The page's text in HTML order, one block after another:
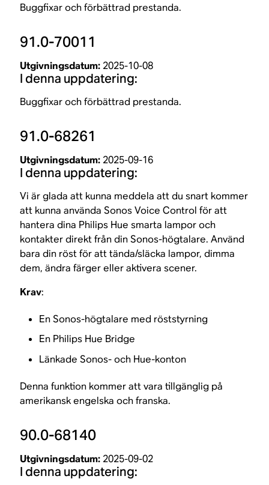
Buggfixar och förbättrad prestanda.
91.0-70011
Utgivningsdatum: 2025-10-08
I denna uppdatering:
Buggfixar och förbättrad prestanda.
91.0-68261
Utgivningsdatum: 2025-09-16
I denna uppdatering:
Vi är glada att kunna meddela att du snart kommer
att kunna använda Sonos Voice Control för att
hantera dina Philips Hue smarta lampor och
kontakter direkt från din Sonos-högtalare. Använd
bara din röst för att tända/släcka lampor, dimma
dem, ändra färger eller aktivera scener.
Krav:
En Sonos-högtalare med röststyrning
En Philips Hue Bridge
Länkade Sonos- och Hue-konton
Denna funktion kommer att vara tillgänglig på
amerikansk engelska och franska.
90.0-68140
Utgivningsdatum: 2025-09-02
I denna uppdatering: